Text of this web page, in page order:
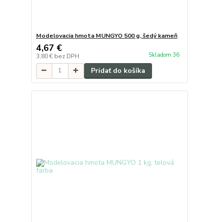
Modelovacia hmota MUNGYO 500 g, šedý kameň
4,67 €
3,80 € bez DPH Skladom 36
Pridať do košíka